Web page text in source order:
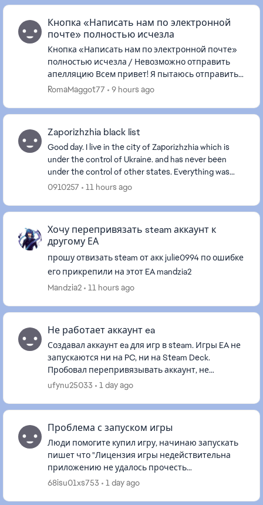
Кнопка «Написать нам по электронной
почте» полностью исчезла
Кнопка «Написать нам по электронной почте»
полностью исчезла / Невозможно отправить
апелляцию Всем привет! Я пытаюсь отправить
апелляцию по поводу ограничения доступа к
RomaMaggot77 9 hours ago
Zaporizhzhia black list
Good day. I live in the city of Zaporizhzhia which is
under the control of Ukraine. and has never been
under the control of other states. Everything was
fine before. But now my city of Zaporizhzhia i...
0910257 11 hours ago
Хочу перепривязать steam аккаунт к
другому ЕА
прошу отвизать steam от акк julie0994 по ошибке
его прикрепили на этот EA mandzia2
Mandzia2
11 hours ago
Не работает аккаунт ea
Создавал аккаунт ea для игр в steam. Игры EA не
запускаются ни на PC, ни на Steam Deck.
Пробовал перепривязывать аккаунт, не
помогло. Хотел отвязать аккаунт и привязать
ufynu25033 1 day ago
Проблема с запуском игры
Люди помогите купил игру, начинаю запускать
пишет что "Лицензия игры недействительна
приложению не удалось прочесть
лицензионный файл игры, поэтому мы
68isu01xs753 1 day ago